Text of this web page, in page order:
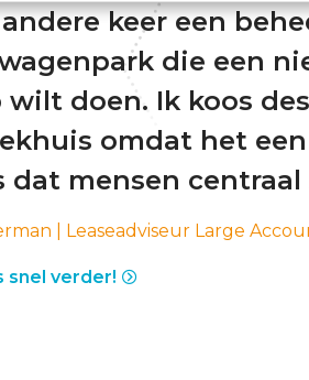
keer een
die een
wilt doen. Ik koos
omdat het
dat mensen centraal
| Leaseadviseur Large
snel verder!